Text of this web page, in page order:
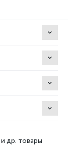
др. товары